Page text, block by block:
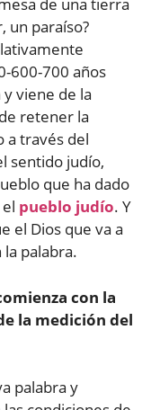
de una tierra
un paraíso?
600-700 años
viene de la
retener la
a través del
sentido judío,
que ha dado
pueblo judío. Y
el Dios que va a
palabra.
con la
la medición del
palabra y